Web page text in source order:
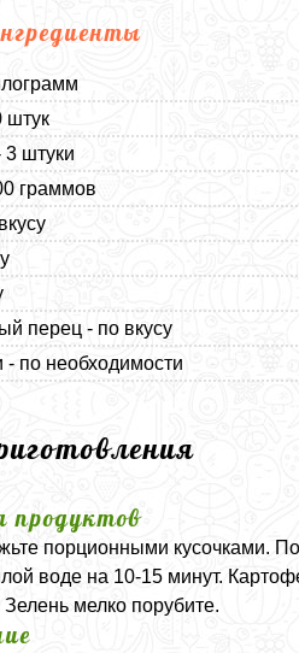
штук
3 штуки
граммов
перец - по вкусу
по необходимости
продуктов
порционными кусочками.
воде на 10-15 минут.
мелко порубите.